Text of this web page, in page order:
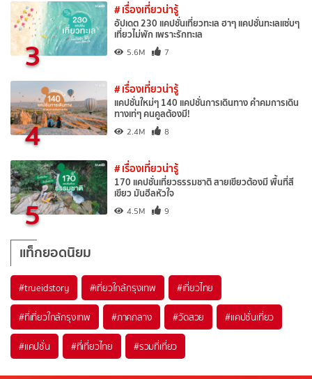
3
# เรื่องเที่ยวน่ารู้
อัปเดต 230 แคปชั่นเที่ยวทะเล ฮาๆ แคปชั่นทะเลแซ่บๆ
เที่ยวไม่พัก เพราะรักทะเล
5.6M 7
4
# เรื่องเที่ยวน่ารู้
แคปชั่นใหม่ๆ 140 แคปชั่นการเดินทาง คำคมการเดิน
ทางเท่ๆ คนคูลต้องมี!
2.4M 8
5
# เรื่องเที่ยวน่ารู้
170 แคปชั่นเที่ยวธรรมชาติ สายเขียวต้องมี พื้นที่สี
เขียว มันฮีลหัวใจ
4.5M 9
แท็กยอดนิยม
#trueidstory #เที่ยวใกล้กรุงเทพ #เที่ยวไทย
#ที่เที่ยวใกล้กรุงเทพ #ภาคกลาง #วัดสวย #แคปชั่นเที่ยว
#แคปชั่น #ที่เที่ยวไทย #รวมที่เที่ยว